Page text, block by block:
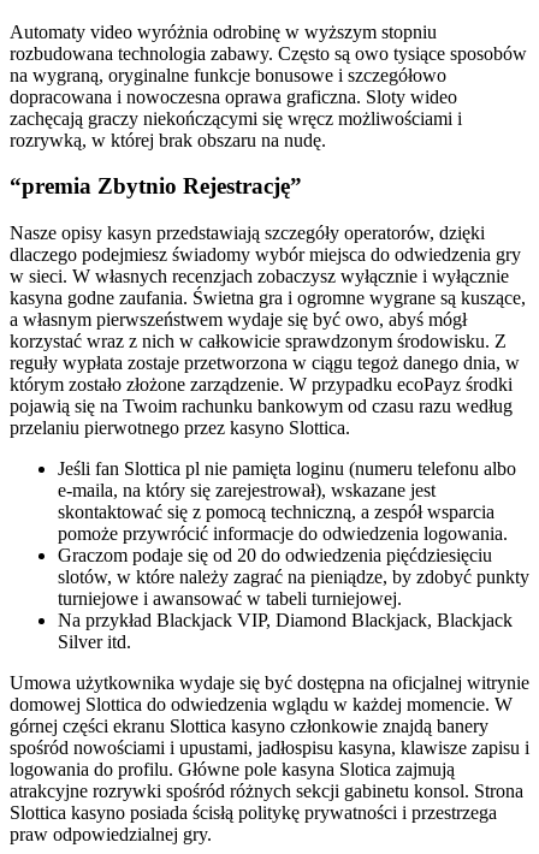
Automaty video wyróżnia odrobinę w wyższym stopniu
rozbudowana technologia zabawy. Często są owo tysiące sposobów
na wygraną, oryginalne funkcje bonusowe i szczegółowo
dopracowana i nowoczesna oprawa graficzna. Sloty wideo
zachęcają graczy niekończącymi się wręcz możliwościami i
rozrywką, w której brak obszaru na nudę.
“premia Zbytnio Rejestrację”
Nasze opisy kasyn przedstawiają szczegóły operatorów, dzięki
dlaczego podejmiesz świadomy wybór miejsca do odwiedzenia gry
w sieci. W własnych recenzjach zobaczysz wyłącznie i wyłącznie
kasyna godne zaufania. Świetna gra i ogromne wygrane są kuszące,
a własnym pierwszeństwem wydaje się być owo, abyś mógł
korzystać wraz z nich w całkowicie sprawdzonym środowisku. Z
reguły wypłata zostaje przetworzona w ciągu tegoż danego dnia, w
którym zostało złożone zarządzenie. W przypadku ecoPayz środki
pojawią się na Twoim rachunku bankowym od czasu razu według
przelaniu pierwotnego przez kasyno Slottica.
Jeśli fan Slottica pl nie pamięta loginu (numeru telefonu albo
e-maila, na który się zarejestrował), wskazane jest
skontaktować się z pomocą techniczną, a zespół wsparcia
pomoże przywrócić informacje do odwiedzenia logowania.
Graczom podaje się od 20 do odwiedzenia pięćdziesięciu
slotów, w które należy zagrać na pieniądze, by zdobyć punkty
turniejowe i awansować w tabeli turniejowej.
Na przykład Blackjack VIP, Diamond Blackjack, Blackjack
Silver itd.
Umowa użytkownika wydaje się być dostępna na oficjalnej witrynie
domowej Slottica do odwiedzenia wglądu w każdej momencie. W
górnej części ekranu Slottica kasyno członkowie znajdą banery
spośród nowościami i upustami, jadłospisu kasyna, klawisze zapisu i
logowania do profilu. Główne pole kasyna Slotica zajmują
atrakcyjne rozrywki spośród różnych sekcji gabinetu konsol. Strona
Slottica kasyno posiada ścisłą politykę prywatności i przestrzega
praw odpowiedzialnej gry.